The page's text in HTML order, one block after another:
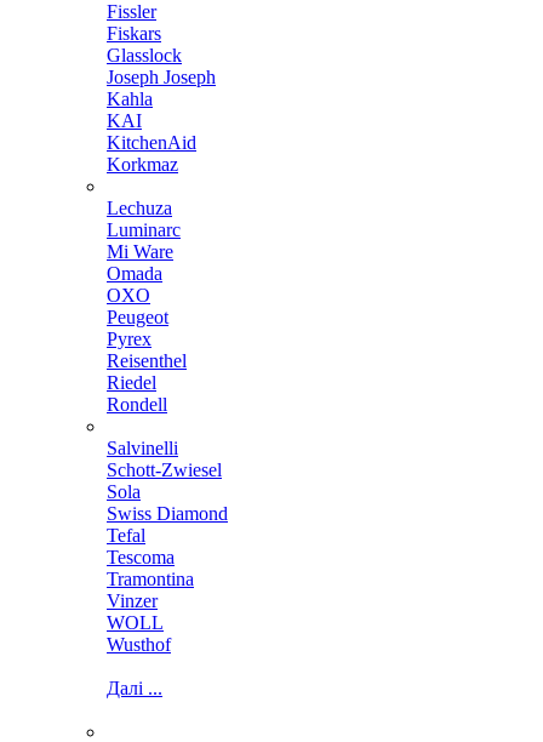
Fissler
Fiskars
Glasslock
Joseph Joseph
Kahla
KAI
KitchenAid
Korkmaz
Lechuza
Luminarc
Mi Ware
Omada
OXO
Peugeot
Pyrex
Reisenthel
Riedel
Rondell
Salvinelli
Schott-Zwiesel
Sola
Swiss Diamond
Tefal
Tescoma
Tramontina
Vinzer
WOLL
Wusthof
Далі ...